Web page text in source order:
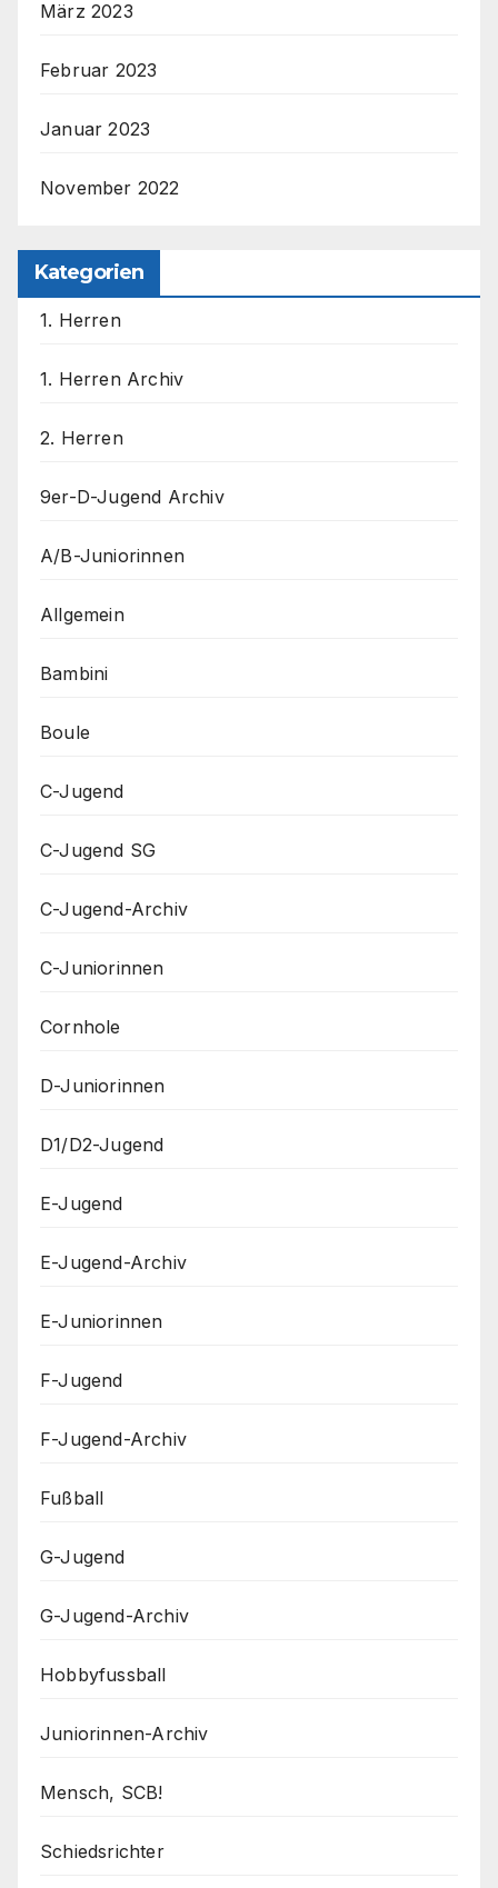
März 2023
Februar 2023
Januar 2023
November 2022
Kategorien
1. Herren
1. Herren Archiv
2. Herren
9er-D-Jugend Archiv
A/B-Juniorinnen
Allgemein
Bambini
Boule
C-Jugend
C-Jugend SG
C-Jugend-Archiv
C-Juniorinnen
Cornhole
D-Juniorinnen
D1/D2-Jugend
E-Jugend
E-Jugend-Archiv
E-Juniorinnen
F-Jugend
F-Jugend-Archiv
Fußball
G-Jugend
G-Jugend-Archiv
Hobbyfussball
Juniorinnen-Archiv
Mensch, SCB!
Schiedsrichter